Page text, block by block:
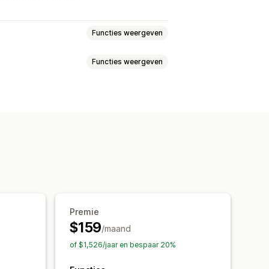
Functies weergeven
Functies weergeven
Premie
$159/maand
of $1,526/jaar en bespaar 20%